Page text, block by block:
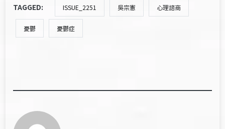
TAGGED: ISSUE_2251 吳宗憲 心理諮商
憂鬱 憂鬱症